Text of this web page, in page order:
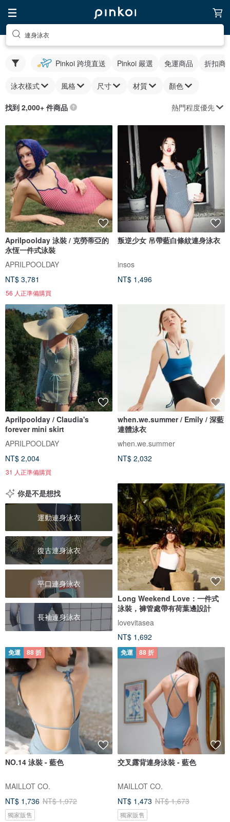
連身泳衣
Pinkoi 跨境直送 Pinkoi 嚴選 免運商品 折扣商
泳衣樣式 風格 尺寸 材質 顏色
找到 2,000+ 件商品 熱門程度優先
Aprilpoolday 泳裝 / 克勞蒂亞的
永恆一件式泳裝
APRILPOOLDAY
NT$ 3,781
56 人正準備購買
叛逆少女 吊帶藍白條紋連身泳衣
insos
NT$ 1,496
Aprilpoolday / Claudia's
forever mini skirt
APRILPOOLDAY
NT$ 2,004
31 人正準備購買
when.we.summer / Emily / 深藍
連體泳衣
when.we.summer
NT$ 2,032
你是不是想找
運動連身泳衣
復古連身泳衣
平口連身泳衣
長袖連身泳衣
Long Weekend Love：一件式
泳裝，褲管處帶有荷葉邊設計
lovevitasea
NT$ 1,692
免運 88 折
NO.14 泳裝 - 藍色
MAILLOT CO.
NT$ 1,736 NT$ 1,972
獨家販售
免運 88 折
交叉露背連身泳裝 - 藍色
MAILLOT CO.
NT$ 1,473 NT$ 1,673
獨家販售